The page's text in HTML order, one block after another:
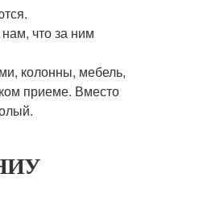
что за ним
колонны, мебель,
приеме. Вместо